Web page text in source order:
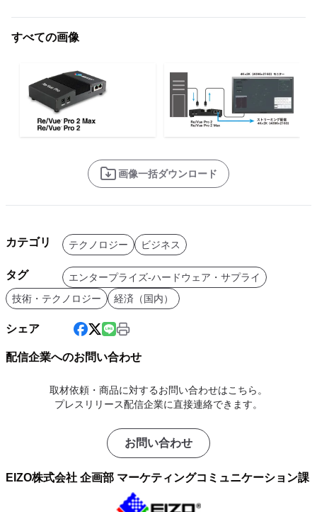
すべての画像
画像一括ダウンロード
カテゴリ テクノロジー ビジネス
タグ
エンタープライズ-ハードウェア・サプライ
技術・テクノロジー
経済（国内）
シェア
配信企業へのお問い合わせ
取材依頼・商品に対するお問い合わせはこちら。
プレスリリース配信企業に直接連絡できます。
お問い合わせ
EIZO株式会社 企画部 マーケティングコミュニケーション課